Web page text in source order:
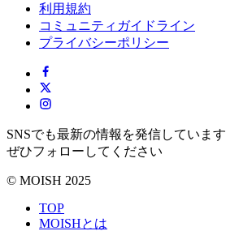
利用規約
コミュニティガイドライン
プライバシーポリシー
SNSでも最新の情報を発信しています
ぜひフォローしてください
© MOISH 2025
TOP
MOISHとは